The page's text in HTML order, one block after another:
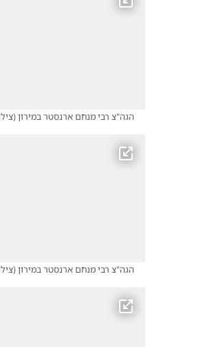
הגה"צ רבי מנחם ארנסטר במירון(
הגה"צ רבי מנחם ארנסטר במירון(